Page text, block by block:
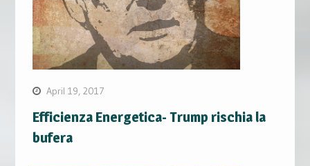
April 19, 2017
Efficienza Energetica- Trump rischia la
bufera